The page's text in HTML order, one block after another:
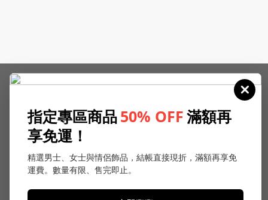
指定專區商品50% OFF滿額再
享免運！
精選男士、女士與情侶飾品，結帳直接現折，滿額再享免
運費。數量有限、售完即止。